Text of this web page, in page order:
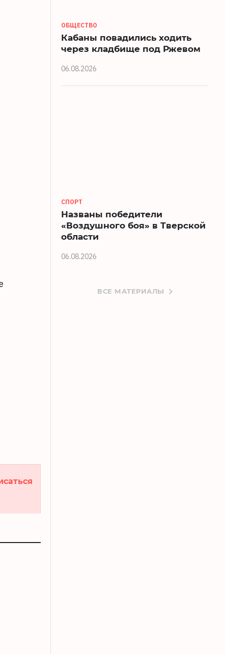
ОБЩЕСТВО
Кабаны повадились ходить
через кладбище под Ржевом
06.08.2026
СПОРТ
Названы победители
«Воздушного боя» в Тверской
области
06.08.2026
ВСЕ МАТЕРИАЛЫ